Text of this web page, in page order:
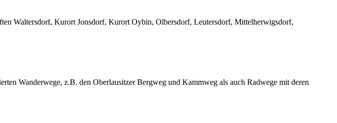
Waltersdorf, Kurort Jonsdorf, Kurort Oybin, Olbersdorf, Leutersdorf, Mittelherwigsdorf,
Wanderwege, z.B. den Oberlausitzer Bergweg und Kammweg als auch Radwege mit deren